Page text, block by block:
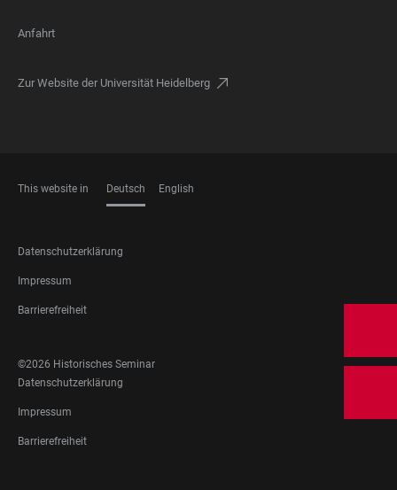
Anfahrt
Zur Website der Universität Heidelberg
This website in Deutsch English
FOOTER
LEGAL
Datenschutzerklärung
Impressum
Barrierefreiheit
SOCIAL
©2026 Historisches Seminar
FOOTER
LEGAL
Datenschutzerklärung
Impressum
Barrierefreiheit